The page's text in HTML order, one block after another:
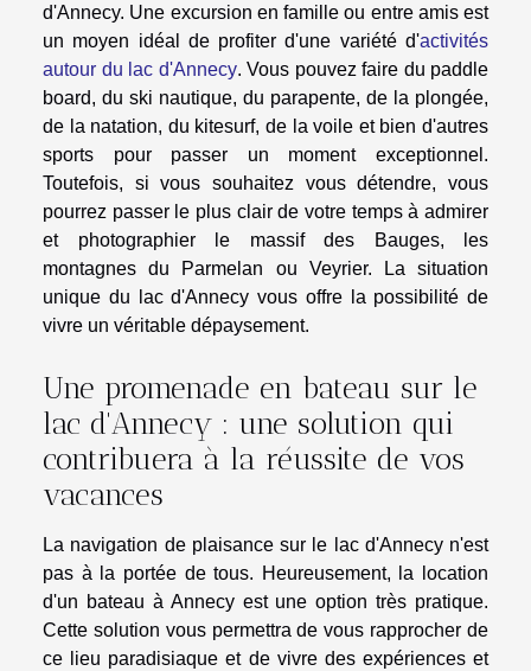
d'Annecy. Une excursion en famille ou entre amis est
un moyen idéal de profiter d'une variété d'activités
autour du lac d'Annecy. Vous pouvez faire du paddle
board, du ski nautique, du parapente, de la plongée,
de la natation, du kitesurf, de la voile et bien d'autres
sports pour passer un moment exceptionnel.
Toutefois, si vous souhaitez vous détendre, vous
pourrez passer le plus clair de votre temps à admirer
et photographier le massif des Bauges, les
montagnes du Parmelan ou Veyrier. La situation
unique du lac d'Annecy vous offre la possibilité de
vivre un véritable dépaysement.
Une promenade en bateau sur le
lac d'Annecy : une solution qui
contribuera à la réussite de vos
vacances
La navigation de plaisance sur le lac d'Annecy n'est
pas à la portée de tous. Heureusement, la location
d'un bateau à Annecy est une option très pratique.
Cette solution vous permettra de vous rapprocher de
ce lieu paradisiaque et de vivre des expériences et